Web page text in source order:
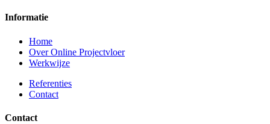
Informatie
Home
Over Online Projectvloer
Werkwijze
Referenties
Contact
Contact